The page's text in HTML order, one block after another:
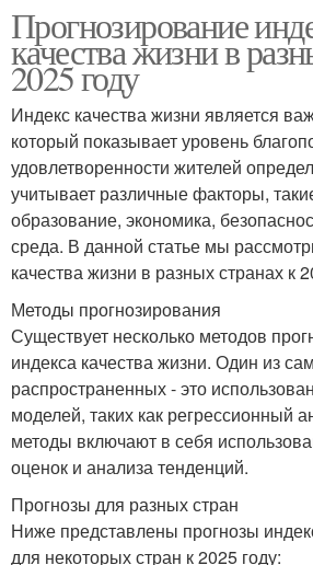
Прогнозирование
качества жизни в
2025 году
Индекс качества жизни является
который показывает уровень
удовлетворенности жителей
учитывает различные факторы,
образование, экономика,
среда. В данной статье мы
качества жизни в разных странах к
Методы прогнозирования
Существует несколько методов
индекса качества жизни. Один из
распространенных - это
моделей, таких как регрессионный
методы включают в себя
оценок и анализа тенденций.
Прогнозы для разных стран
Ниже представлены прогнозы
для некоторых стран к 2025 году: